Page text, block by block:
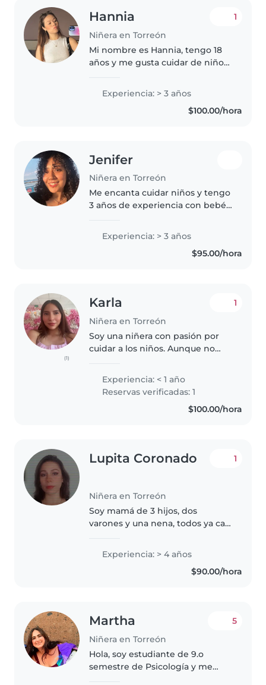
Hannia
Niñera en Torreón
1
Mi nombre es Hannia, tengo 18
años y me gusta cuidar de niños,
ellos se sientan seguros y
Experiencia: > 3 años
$100.00/hora
Jenifer
Niñera en Torreón
Me encanta cuidar niños y tengo
3 años de experiencia con bebés,
Fui au pair en Estados Unidos,
cuento con certificación en
primeros auxilios y disfruto..
Experiencia: > 3 años
$95.00/hora
(1)
Karla
Niñera en Torreón
1
Soy una niñera con pasión por
cuidar a los niños. Aunque no
primeros auxilios, tengo
especialmente hábil en el
cuidado de niños con
necesidades especiales,..
Experiencia: < 1 año
Reservas verificadas: 1
$100.00/hora
Lupita Coronado
Niñera en Torreón
1
Soy mamá de 3 hijos, dos
varones y una nena, todos ya casi
independientes y
autosuficientes, saben que
cuando mamá sale a trabajar,
Experiencia: > 4 años
$90.00/hora
Martha
Niñera en Torreón
5
Hola, soy estudiante de 9.o
semestre de Psicología y me